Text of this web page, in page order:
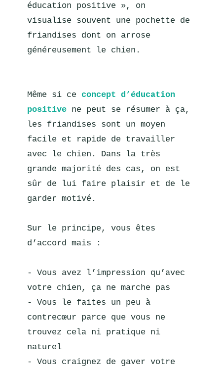
éducation positive », on
visualise souvent une pochette de
friandises dont on arrose
généreusement le chien.
Même si ce concept d’éducation
positive ne peut se résumer à ça,
les friandises sont un moyen
facile et rapide de travailler
avec le chien. Dans la très
grande majorité des cas, on est
sûr de lui faire plaisir et de le
garder motivé.
Sur le principe, vous êtes
d’accord mais :
- Vous avez l’impression qu’avec
votre chien, ça ne marche pas
- Vous le faites un peu à
contrecœur parce que vous ne
trouvez cela ni pratique ni
naturel
- Vous craignez de gaver votre